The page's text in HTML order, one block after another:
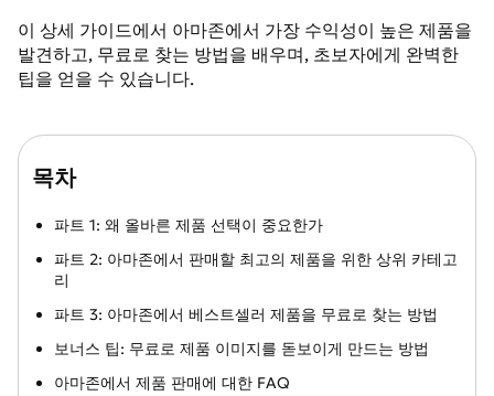
이 상세 가이드에서 아마존에서 가장 수익성이 높은 제품을
발견하고, 무료로 찾는 방법을 배우며, 초보자에게 완벽한
팁을 얻을 수 있습니다.
목차
파트 1: 왜 올바른 제품 선택이 중요한가
파트 2: 아마존에서 판매할 최고의 제품을 위한 상위 카테고
리
파트 3: 아마존에서 베스트셀러 제품을 무료로 찾는 방법
보너스 팁: 무료로 제품 이미지를 돋보이게 만드는 방법
아마존에서 제품 판매에 대한 FAQ